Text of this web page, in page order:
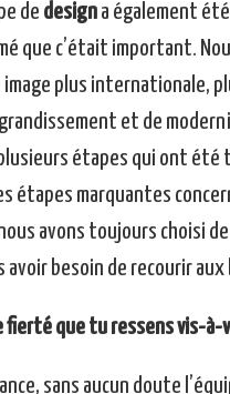
de designa également été
que c’était important.
image plus internationale,
et de
étapes qui ont
étapes marquantes
avons toujours choisi
avoir besoin de recourir
fierté que tu ressens vis-
sans aucun doute